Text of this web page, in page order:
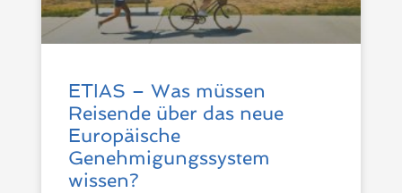
ETIAS – Was müssen
Reisende über das neue
Europäische
Genehmigungssystem
wissen?